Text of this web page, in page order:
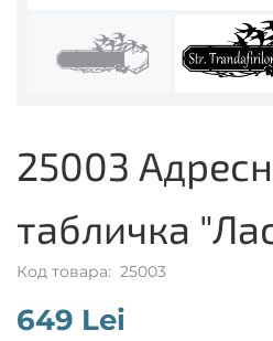
25003
табличка
Код товара: 25003
649 Lei